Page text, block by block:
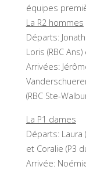
équipes
La R2 hommes
Départs:
Loris (RBC
Arrivées:
(RBC Ste-
La P1 dames
Départs: Laura
et Coralie (P3
Arrivée: